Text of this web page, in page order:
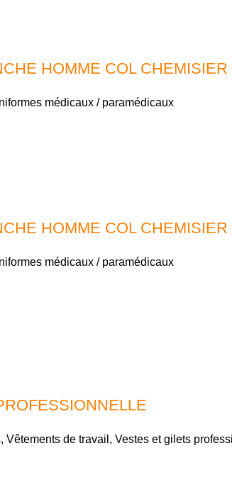
HOMME COL
médicaux / paramédicaux
HOMME COL
médicaux / paramédicaux
, Vêtements de travail , Vestes et gilets